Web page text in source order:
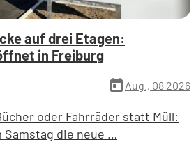
auf drei Etagen:
in Freiburg
today Aug., 08 2026
oder Fahrräder statt Müll:
Samstag die neue …